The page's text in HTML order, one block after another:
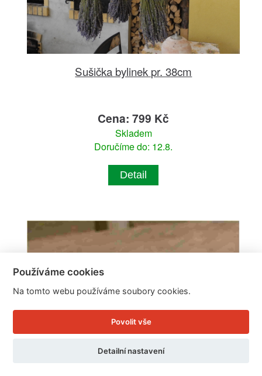
Sušička bylinek pr. 38cm
Cena: 799 Kč
Skladem
Doručíme do: 12.8.
Detail
Používáme cookies
Na tomto webu používáme soubory cookies.
Povolit vše
Detailní nastavení